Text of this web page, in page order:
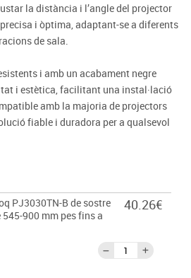
la distància i l’angle del projector
i òptima, adaptant-se a diferents
de sala.
i amb un acabament negre
i estètica, facilitant una instal·lació
amb la majoria de projectors
fiable i duradora per a qualsevol
PJ3030TN-B de sostre
900 mm pes fins a
40.26€